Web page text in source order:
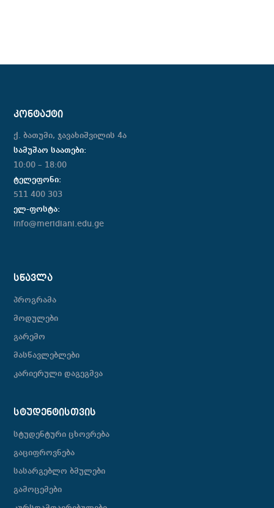
ᲙᲝᲜᲢᲐᲥᲢᲘ
ქ. ბათუმი, ჯავახიშვილის 4ა
სამუშაო საათები:
10:00 – 18:00
ტელეფონი:
511 400 303
ელ-ფოსტა:
info@meridiani.edu.ge
ᲡᲬᲐᲕᲚᲐ
პროგრამა
მოდულები
გარემო
მასწავლებლები
კარიერული დაგეგმვა
ᲡᲢᲣᲓᲔᲜᲢᲘᲡᲗᲕᲘᲡ
სტუდენტური ცხოვრება
გაციფროვნება
სასარგებლო ბმულები
გამოცემები